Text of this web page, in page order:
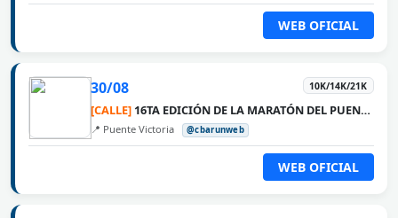
WEB OFICIAL
30/08 10K/14K/21K
[CALLE] 16TA EDICIÓN DE LA MARATÓN DEL PUENTE ROSARIO VICTORIA
📍 Puente Victoria @cbarunweb
WEB OFICIAL